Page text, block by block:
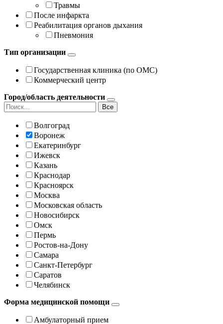
Травмы
После инфаркта
Реабилитация органов дыхания
Пневмония
Тип организации
Государственная клиника (по ОМС)
Коммерческий центр
Город/область деятельности
Все
Волгоград
Воронеж
Екатеринбург
Ижевск
Казань
Краснодар
Красноярск
Москва
Московская область
Новосибирск
Омск
Пермь
Ростов-на-Дону
Самара
Санкт-Петербург
Саратов
Челябинск
Форма медицинской помощи
Амбулаторный прием